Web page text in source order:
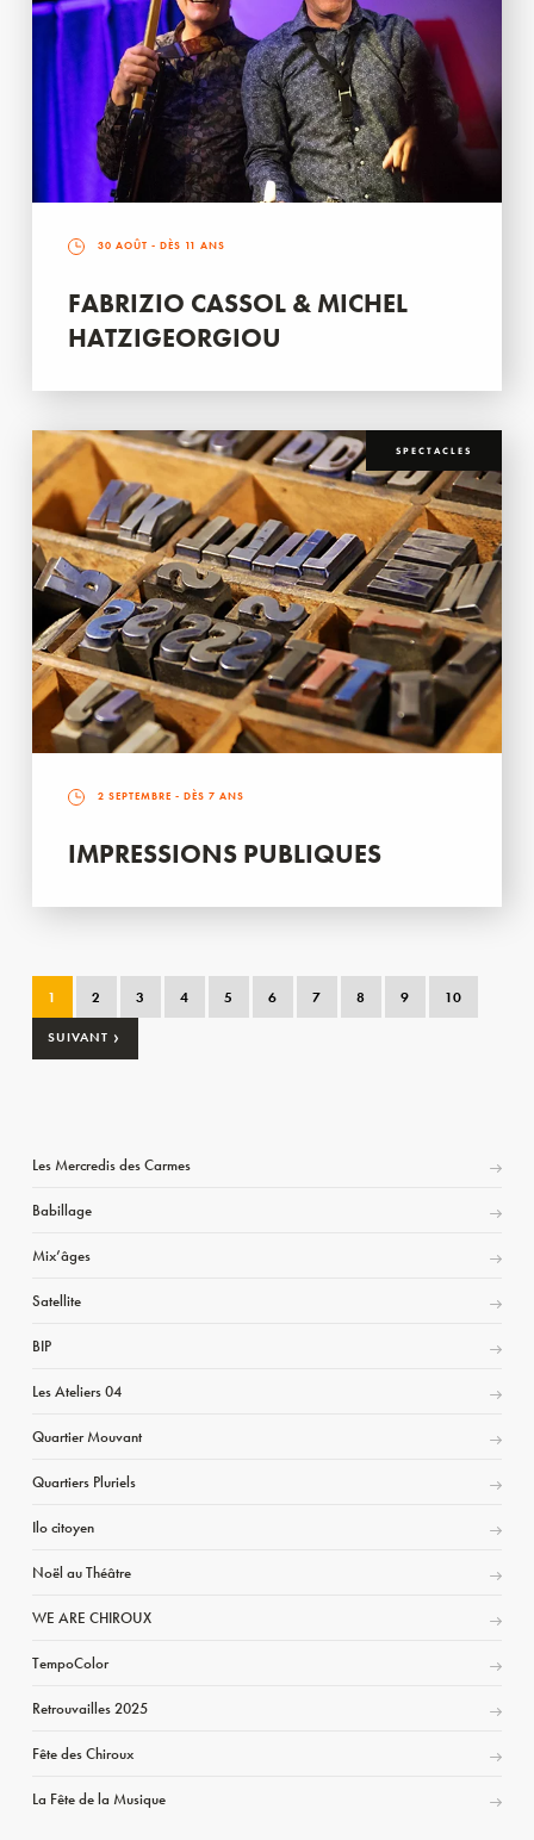
30 AOÛT - DÈS 11 ANS
FABRIZIO CASSOL & MICHEL
HATZIGEORGIOU
SPECTACLES
2 SEPTEMBRE - DÈS 7 ANS
IMPRESSIONS PUBLIQUES
1 2 3 4 5 6 7 8 9 10
SUIVANT ›
Les Mercredis des Carmes
Babillage
Mix’âges
Satellite
BIP
Les Ateliers 04
Quartier Mouvant
Quartiers Pluriels
Ilo citoyen
Noël au Théâtre
WE ARE CHIROUX
TempoColor
Retrouvailles 2025
Fête des Chiroux
La Fête de la Musique